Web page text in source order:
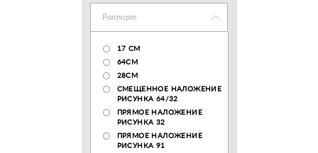
Раппорт
17 CM
64СМ
28CM
СМЕЩЕННОЕ НАЛОЖЕНИЕ
РИСУНКА 64/32
ПРЯМОЕ НАЛОЖЕНИЕ
РИСУНКА 32
ПРЯМОЕ НАЛОЖЕНИЕ
РИСУНКА 91